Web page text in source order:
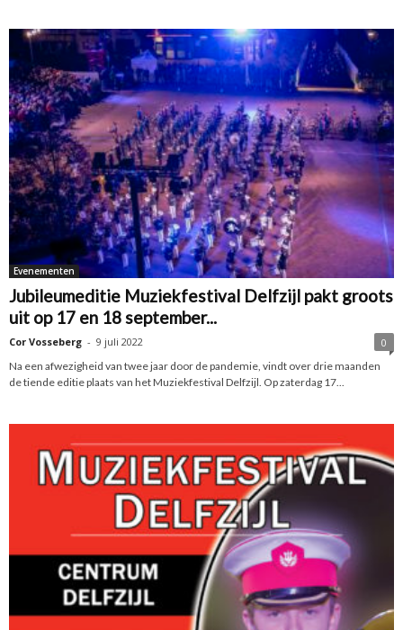
Evenementen
Jubileumeditie Muziekfestival Delfzijl pakt groots
uit op 17 en 18 september...
Cor Vosseberg - 9 juli 2022
0
Na een afwezigheid van twee jaar door de pandemie, vindt over drie maanden
de tiende editie plaats van het Muziekfestival Delfzijl. Op zaterdag 17...